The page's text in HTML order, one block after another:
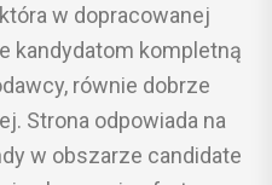
w dopracowanej
kandydatom kompletną
równie dobrze
Strona odpowiada na
w obszarze candidate